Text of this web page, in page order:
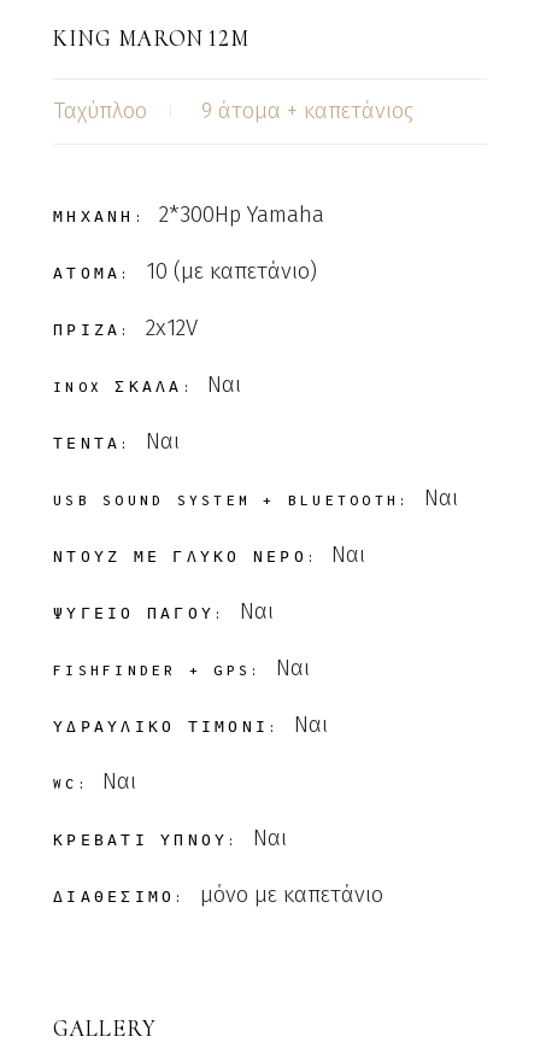
KING MARON 12M
Ταχύπλοο 9 άτομα + καπετάνιος
ΜΗΧΑΝΗ:2*300Hp Yamaha
ΑΤΟΜΑ: 10 (με καπετάνιο)
ΠΡΙΖΑ: 2x12V
INOX ΣΚΑΛΑ: Ναι
ΤΕΝΤΑ: Ναι
USB SOUND SYSTEM + BLUETOOTH: Ναι
ΝΤΟΥΖ ΜΕ ΓΛΥΚΟ ΝΕΡΟ: Ναι
ΨΥΓΕΙΟ ΠΑΓΟΥ: Ναι
FISHFINDER + GPS: Ναι
ΥΔΡΑΥΛΙΚΟ ΤΙΜΟΝΙ: Ναι
WC: Ναι
ΚΡΕΒΑΤΙ ΥΠΝΟΥ: Ναι
ΔΙΑΘΕΣΙΜΟ: μόνο με καπετάνιο
GALLERY